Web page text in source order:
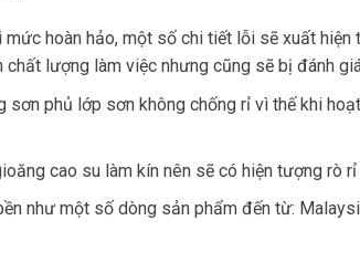
hoàn hảo, một số chi tiết lỗi sẽ xuất hiện
chất lượng làm việc nhưng cũng sẽ bị đánh
sơn phủ lớp sơn không chống rỉ vì thế khi
cao su làm kín nên sẽ có hiện tượng rò rỉ
như một số dòng sản phẩm đến từ: